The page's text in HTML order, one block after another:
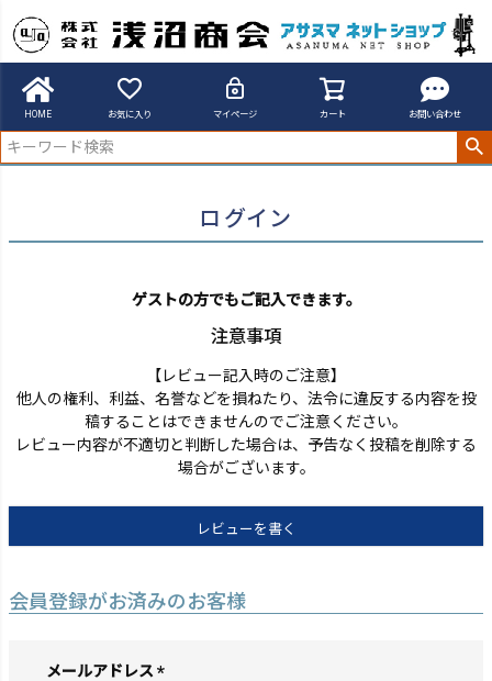
HOME お気に入り マイページ カート お問い合わせ
アサヌマネットショップ
ログイン
ゲストの方でもご記入できます。
注意事項
【レビュー記入時のご注意】
他人の権利、利益、名誉などを損ねたり、法令に違反する内容を投
稿することはできませんのでご注意ください。
レビュー内容が不適切と判断した場合は、予告なく投稿を削除する
場合がございます。
レビューを書く
会員登録がお済みのお客様
メールアドレス